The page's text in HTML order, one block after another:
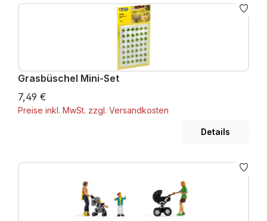
Grasbüschel Mini-Set
7,49 €
Preise inkl. MwSt. zzgl. Versandkosten
Details